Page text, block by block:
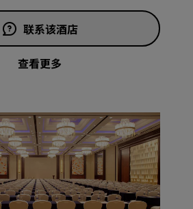
联系该酒店
查看更多